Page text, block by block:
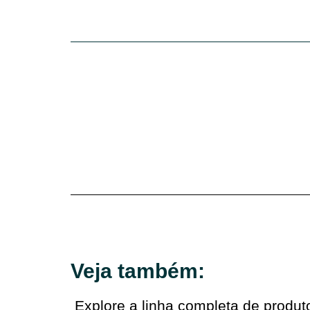
Veja também:
Explore a linha completa de